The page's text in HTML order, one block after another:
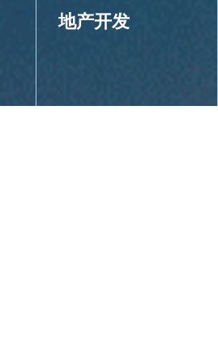
地产开发